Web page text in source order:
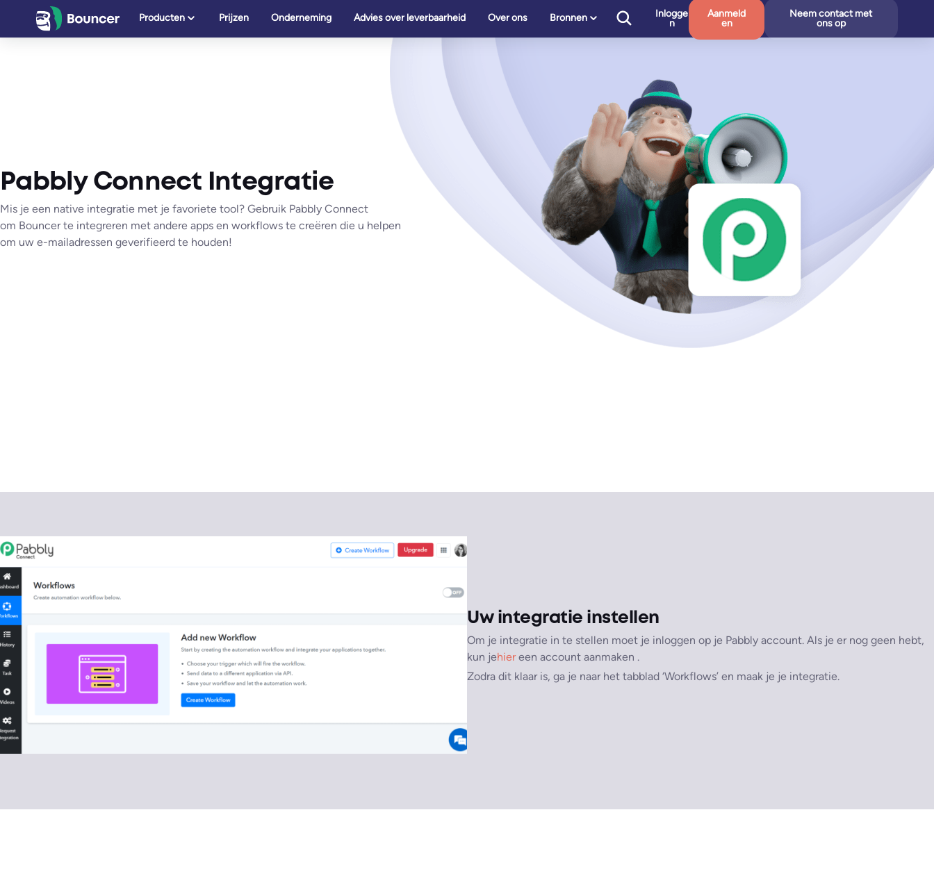
Producten Prijzen Onderneming Advies over leverbaarheid Over ons Bronnen
Inlogge
n
Aanmeld
en
Neem contact met
ons op
Pabbly Connect Integratie
Mis je een native integratie met je favoriete tool? Gebruik Pabbly Connect
om Bouncer te integreren met andere apps en workflows te creëren die u helpen
om uw e-mailadressen geverifieerd te houden!
Uw integratie instellen
Om je integratie in te stellen moet je inloggen op je Pabbly account. Als je er nog geen hebt,
kun jehiereen account aanmaken .
Zodra dit klaar is, ga je naar het tabblad ‘Workflows’ en maak je je integratie.